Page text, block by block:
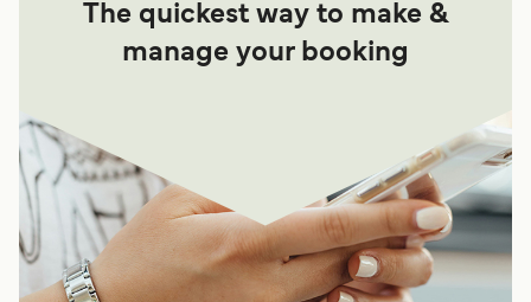
The quickest way to make &
manage your booking